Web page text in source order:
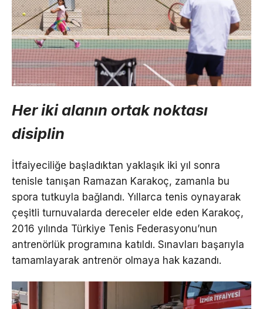
Her iki alanın ortak noktası
disiplin
İtfaiyeciliğe başladıktan yaklaşık iki yıl sonra
tenisle tanışan Ramazan Karakoç, zamanla bu
spora tutkuyla bağlandı. Yıllarca tenis oynayarak
çeşitli turnuvalarda dereceler elde eden Karakoç,
2016 yılında Türkiye Tenis Federasyonu’nun
antrenörlük programına katıldı. Sınavları başarıyla
tamamlayarak antrenör olmaya hak kazandı.